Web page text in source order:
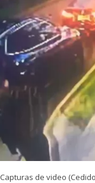
Capturas de video